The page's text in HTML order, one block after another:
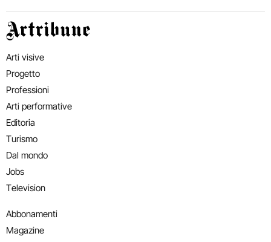
Artribune
Arti visive
Progetto
Professioni
Arti performative
Editoria
Turismo
Dal mondo
Jobs
Television
Abbonamenti
Magazine